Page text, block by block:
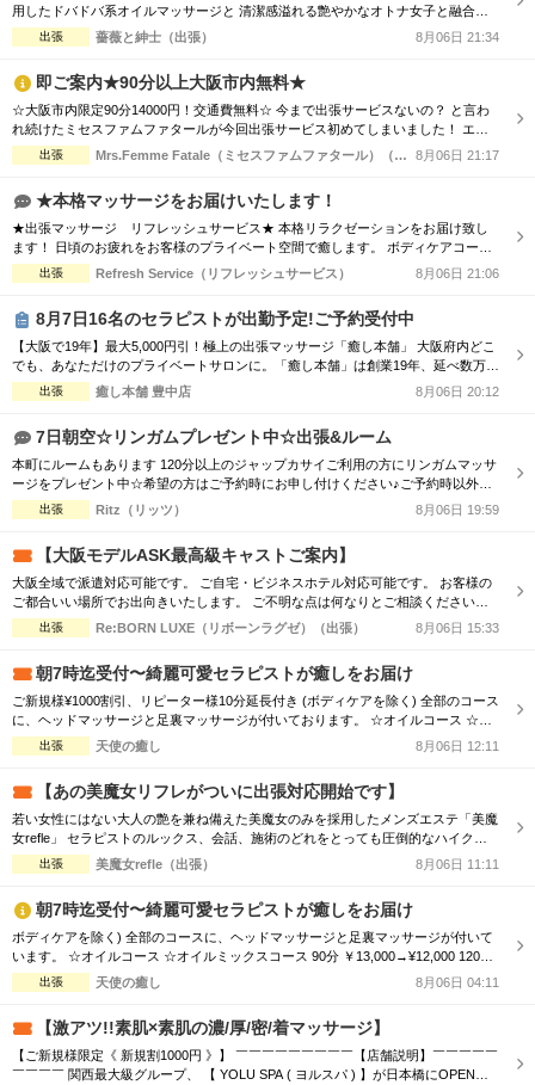
用したドバドバ系オイルマッサージと 清潔感溢れる艶やかなオトナ女子と融合
で、優雅なひと時をお楽しみください。 【新規割引】ご新規様にお得♪ ご新規様限
定で総額から『3,000円』割引！ 90分 16,500円 → 13,500円（税込） 120分
出張 薔薇と紳士（出張） 8月06日 21:34
即ご案内★90分以上大阪市内無料★
☆大阪市内限定90分14000円！交通費無料☆ 今まで出張サービスないの？ と言わ
れ続けたミセスファムファタールが今回出張サービス初めてしまいました！ エリ
アによっては交通費の差が出ますので詳細はTELにてお伝えさせて頂きます。 90
分コース14000円 120分コース18000円 でのご案内☆ 是非この機会に一度お電話お
出張 Mrs.Femme Fatale（ミセスファムファタール）（出張）8月06日 21:17
★本格マッサージをお届けいたします！
★出張マッサージ リフレッシュサービス★ 本格リラクゼーションをお届け致し
ます！ 日頃のお疲れをお客様のプライベート空間で癒します。 ボディケアコース
で全身をしっかりとほぐすも良し！ オイルセラピーで体の深部からゆったりする
も良し！ ★高リピートのスタッフが多数出勤★ リフレッシュサービスでは、 技術
などでもお気軽にご利...
出張 Refresh Service（リフレッシュサービス） 8月06日 21:06
8月7日16名のセラピストが出勤予定!ご予約受付中
【大阪で19年】最大5,000円引！極上の出張マッサージ「癒し本舗」 大阪府内どこ
でも、あなただけのプライベートサロンに。「癒し本舗」は創業19年、延べ数万回
の実績を誇る出張専門店です。厳選されたセラピストが、ご自宅やホテルへ至福の
癒しをお届けします。 ■選べる5つの本格メニュー ・ボディケア：コリを芯から解
眠不足に ...
出張 癒し本舗 豊中店 8月06日 20:12
7日朝空☆リンガムプレゼント中☆出張&ルーム
本町にルームもあります 120分以上のジャップカサイご利用の方にリンガムマッサ
ージをプレゼント中☆希望の方はご予約時にお申し付けください♪ご予約時以外の
申し付けはオプションとなります 個人店&人気店のため「今からすぐ」のご予約は
難しいことがあります。早めのご予約を推奨します 数少ない朝～夕方の出張マッ
尿...
出張 Ritz（リッツ） 8月06日 19:59
【大阪モデルASK最高級キャストご案内】
大阪全域で派遣対応可能です。 ご自宅・ビジネスホテル対応可能です。 お客様の
ご都合いい場所でお出向きいたします。 ご不明な点は何なりとご相談くださいま
せ。 よろしくお願いいたします。
出張 Re:BORN LUXE（リボーンラグゼ）（出張） 8月06日 15:33
朝7時迄受付〜綺麗可愛セラピストが癒しをお届け
ご新規様¥1000割引、リピーター様10分延長付き (ボディケアを除く) 全部のコース
に、ヘッドマッサージと足裏マッサージが付いております。 ☆オイルコース ☆オ
イルミックスコース 90分 ￥13,000→¥12,000 120分 ￥16,000→¥15,000 150分 ￥2
0,000→¥19,000 180分 ￥24,000→¥23,000 ☆ボディケアマッサージコース 90分
出張 天使の癒し 8月06日 12:11
【あの美魔女リフレがついに出張対応開始です】
若い女性にはない大人の艶を兼ね備えた美魔女のみを採用したメンズエステ「美魔
女refle」 セラピストのルックス、会話、施術のどれをとっても圧倒的なハイクオ
リティでお客様をお出迎えさせて頂きます。 記憶に残る素敵なお時間をお過ごし
下さいませ。 容姿、接客全てを兼ねそろえた美魔女が多数ご案内可能♪ 必ず会った
是非この機会に日頃...
出張 美魔女refle（出張） 8月06日 11:11
朝7時迄受付〜綺麗可愛セラピストが癒しをお届け
ボディケアを除く) 全部のコースに、ヘッドマッサージと足裏マッサージが付いて
います。 ☆オイルコース ☆オイルミックスコース 90分 ￥13,000→¥12,000 120分
￥16,000→¥15,000 150分 ￥20,000→¥19,000 180分 ￥24,000→¥23,000 ☆ボディ
ケアマッサージコース 90分 ￥11,000→¥10,000 120分 ￥13,000→...
出張 天使の癒し 8月06日 04:11
【激アツ!!素肌×素肌の濃/厚/密/着マッサージ】
【ご新規様限定《 新規割1000円 》】 ￣￣￣￣￣￣￣￣￣【店舗説明】￣￣￣￣￣
￣￣￣￣ 関西最大級グループ、 【 YOLU SPA ( ヨルスパ ) 】が日本橋にOPEN！